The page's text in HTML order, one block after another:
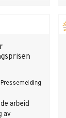
Pressemelding
arbeid
av